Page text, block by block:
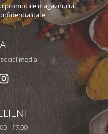
promotiile magazinului.
media
- 17,00